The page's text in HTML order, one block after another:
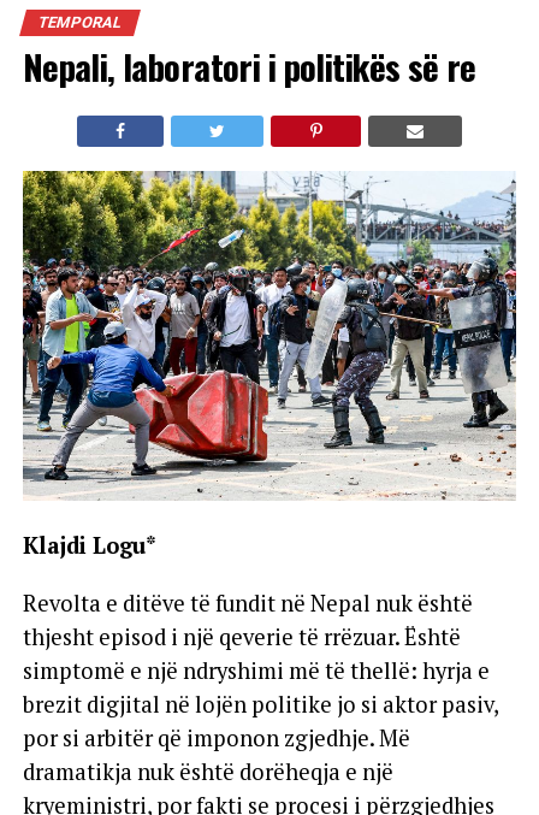
TEMPORAL
Nepali, laboratori i politikës së re
Klajdi Logu*
Revolta e ditëve të fundit në Nepal nuk është
thjesht episod i një qeverie të rrëzuar. Është
simptomë e një ndryshimi më të thellë: hyrja e
brezit digjital në lojën politike jo si aktor pasiv,
por si arbitër që imponon zgjedhje. Më
dramatikja nuk është dorëheqja e një
kryeministri, por fakti se procesi i përzgjedhjes